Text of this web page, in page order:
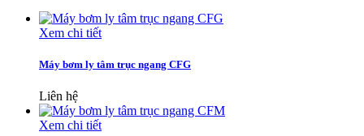
Xem chi tiết
Máy bơm ly tâm trục ngang CFG
Liên hệ
Xem chi tiết